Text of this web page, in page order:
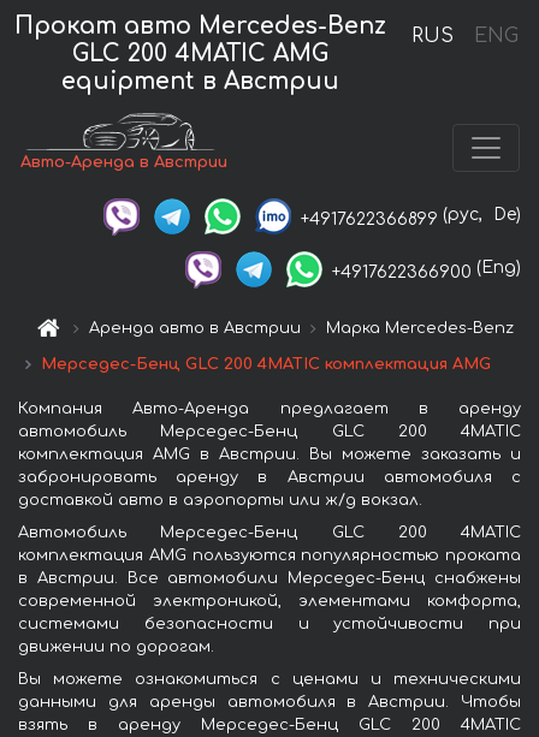
RUS ENG
Прокат авто Mercedes-Benz
GLC 200 4MATIC AMG
equipment в Австрии
Авто-Аренда в Австрии
+4917622366899 (рус, De)
+4917622366900 (Eng)
Аренда авто в Австрии Марка Mercedes-Benz
Мерседес-Бенц GLC 200 4MATIC комплектация AMG
Компания Авто-Аренда предлагает в аренду
автомобиль Мерседес-Бенц GLC 200 4MATIC
комплектация AMG в Австрии. Вы можете заказать и
забронировать аренду в Австрии автомобиля с
доставкой авто в аэропорты или ж/д вокзал.
Автомобиль Мерседес-Бенц GLC 200 4MATIC
комплектация AMG пользуются популярностью проката
в Австрии. Все автомобили Мерседес-Бенц снабжены
современной электроникой, элементами комфорта,
системами безопасности и устойчивости при
движении по дорогам.
Вы можете ознакомиться с ценами и техническими
данными для аренды автомобиля в Австрии. Чтобы
взять в аренду Мерседес-Бенц GLC 200 4MATIC